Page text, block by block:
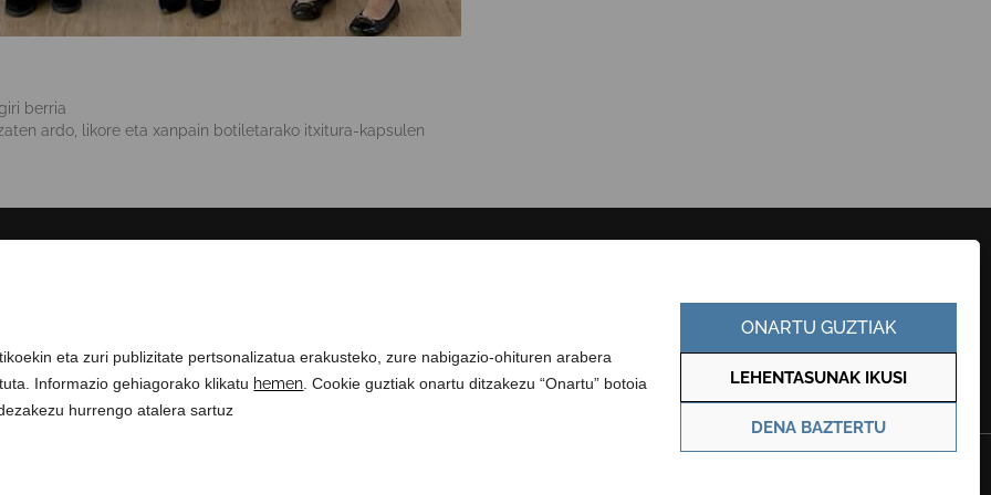
eta zuri publizitate pertsonalizatua erakusteko, zure nabigazio-ohituren arabera
Informazio gehiagorako klikatu hemen . Cookie guztiak onartu ditzakezu “Onartu” botoia
hurrengo atalera sartuz
ONARTU GUZTIAK
DENA BAZTERTU
LEHENTASUNAK IKUSI
berria
ardo, likore eta xanpain botiletarako itxitura-kapsulen
KONTRATATZAILEAREN PROFILA
GARDENTASUN ATARIA